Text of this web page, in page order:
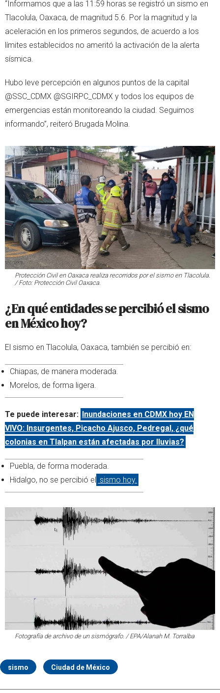
“Informamos que a las 11:59 horas se registró un sismo en
Tlacolula, Oaxaca, de magnitud 5.6. Por la magnitud y la
aceleración en los primeros segundos, de acuerdo a los
límites establecidos no ameritó la activación de la alerta
sísmica.
Hubo leve percepción en algunos puntos de la capital
@SSC_CDMX @SGIRPC_CDMX y todos los equipos de
emergencias están monitoreando la ciudad. Seguimos
informando”, reiteró Brugada Molina.
Protección Civil en Oaxaca realiza recorridos por el sismo en Tlacolula.
/ Foto: Protección Civil Oaxaca.
¿En qué entidades se percibió el sismo
en México hoy?
El sismo en Tlacolula, Oaxaca, también se percibió en:
Chiapas, de manera moderada.
Morelos, de forma ligera.
Te puede interesar: Inundaciones en CDMX hoy EN
VIVO: Insurgentes, Picacho Ajusco, Pedregal, ¿qué
colonias en Tlalpan están afectadas por lluvias?
Puebla, de forma moderada.
Hidalgo, no se percibió el sismo hoy.
Fotografía de archivo de un sismógrafo. / EPA/Alanah M. Torralba
sismo Ciudad de México